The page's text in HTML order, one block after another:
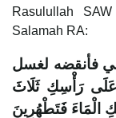
Rasulullah
Salamah RA:
فأنقضه لغسل
عَلَى رَأْسِكِ ثَلَاثَ
الْمَاءَ فَتَطْهُرِينَ